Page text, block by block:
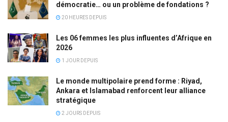
démocratie… ou un problème de fondations ?
20 HEURES DEPUIS
Les 06 femmes les plus influentes d’Afrique en
2026
1 JOUR DEPUIS
Le monde multipolaire prend forme : Riyad,
Ankara et Islamabad renforcent leur alliance
stratégique
2 JOURS DEPUIS